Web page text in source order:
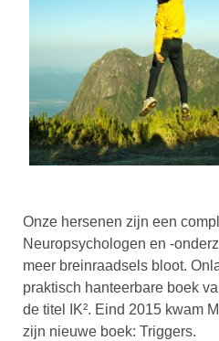
Onze hersenen zijn een
Neuropsychologen en -
meer breinraadsels bloot.
praktisch hanteerbare boek
de titel IK². Eind 2015 kwam
zijn nieuwe boek: Triggers.